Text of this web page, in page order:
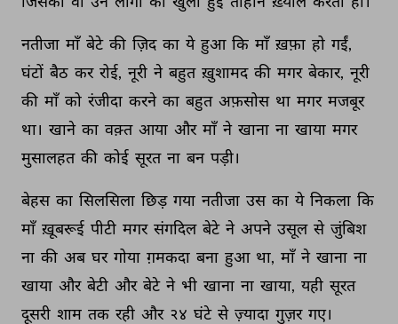
नतीजा माँ बेटे की ज़िद का ये हुआ कि माँ ख़फ़ा हो गईं,
घंटों बैठ कर रोई, नूरी ने बहुत ख़ुशामद की मगर बेकार, नूरी
की माँ को रंजीदा करने का बहुत अफ़सोस था मगर मजबूर
था। खाने का वक़्त आया और माँ ने खाना ना खाया मगर
मुसालहत की कोई सूरत ना बन पड़ी।
बेहस का सिलसिला छिड़ गया नतीजा उस का ये निकला कि
माँ ख़ूबरूई पीटी मगर संगदिल बेटे ने अपने उसूल से जुंबिश
ना की अब घर गोया ग़मकदा बना हुआ था, माँ ने खाना ना
खाया और बेटी और बेटे ने भी खाना ना खाया, यही सूरत
दूसरी शाम तक रही और २४ घंटे से ज़्यादा गुज़र गए।